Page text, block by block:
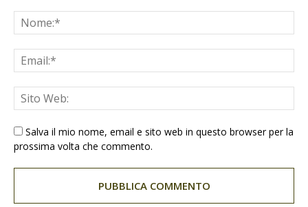
Salva il mio nome, email e sito web in questo browser per la
prossima volta che commento.